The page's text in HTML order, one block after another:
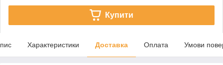
Купити
Характеристики Доставка Оплата Умови